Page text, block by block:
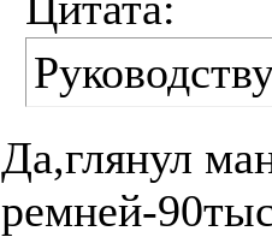
Да,глянул
ремней-